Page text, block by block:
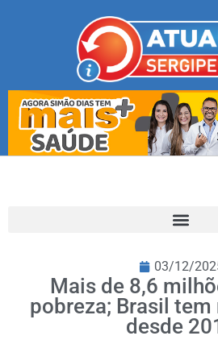
03/12/
Mais de 8,6
pobreza; Brasil tem
desde